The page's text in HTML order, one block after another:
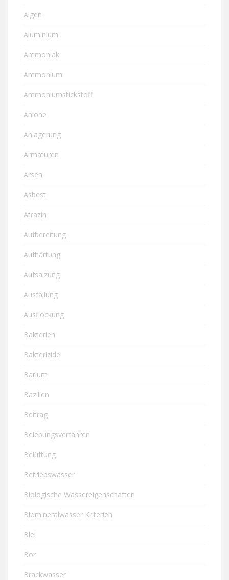
Algen
Aluminium
Ammoniak
Ammonium
Ammoniumstickstoff
Anione
Anlagerung
Armaturen
Arsen
Asbest
Atrazin
Aufbereitung
Aufhärtung
Aufsalzung
Ausfällung
Ausflockung
Bakterien
Bakterizide
Barium
Bazillen
Beitrag
Belebungsverfahren
Belüftung
Betriebswasser
Biologische Wassereigenschaften
Biomineralwasser Kriterien
Blei
Bor
Brackwasser